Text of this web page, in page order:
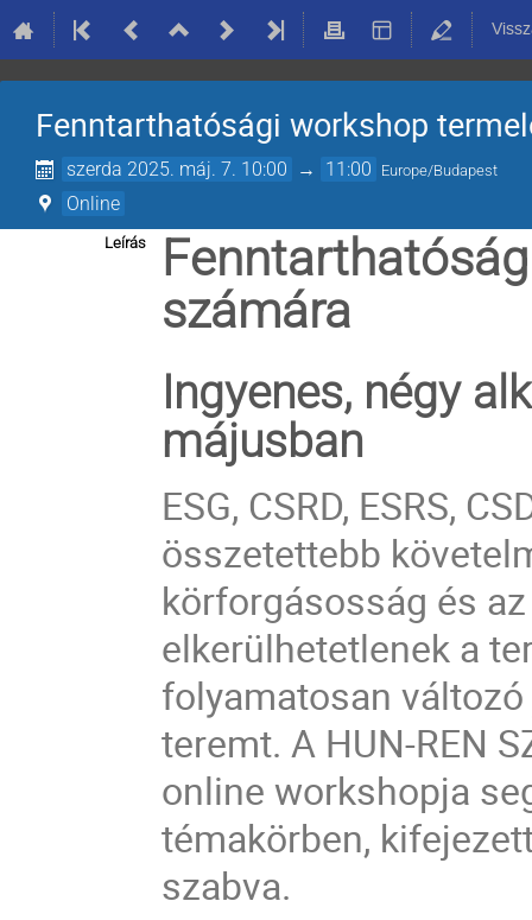
Fenntarthatósági workshop
szerda 2025. máj. 7. 10:00 → 11:00 Europe/Budapest
Online
Leírás
számára
Ingyenes, négy
májusban
ESG, CSRD, ESRS,
összetettebb
körforgásosság és
elkerülhetetlenek a
folyamatosan
teremt. A HUN-REN
online workshopja
témakörben,
szabva.